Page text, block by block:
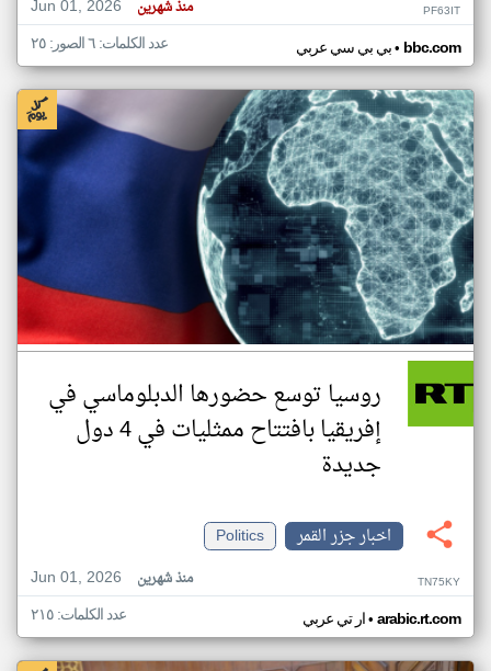
Jun 01, 2026
منذ شهرين PF63IT
بي بي سي عربي• bbc.com عدد الكلمات: ٦ الصور: ٢٥
روسيا توسع حضورها الدبلوماسي في
إفريقيا بافتتاح ممثليات في 4 دول
جديدة
اخبار جزر القمر
Politics
Jun 01, 2026
منذ شهرين TN75KY
ار تي عربي• arabic.rt.com عدد الكلمات: ٢١٥